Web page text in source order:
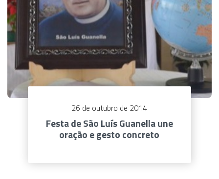
26 de outubro de 2014
Festa de São Luís Guanella une
oração e gesto concreto